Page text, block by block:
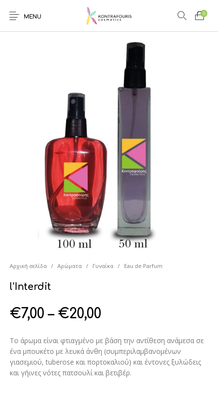
MENU
0
Αρχική σελίδα / Αρώματα / Γυναίκα / Eau de Parfum
l’Interdit
€7,00 – €20,00
Το άρωμα είναι φτιαγμένο με βάση την αντίθεση ανάμεσα σε
ένα μπουκέτο με λευκά άνθη (συμπεριλαμβανομένων
γιασεμιού, tuberose και πορτοκαλιού) και έντονες ξυλώδεις
και γήινες νότες πατσουλί και βετιβέρ.